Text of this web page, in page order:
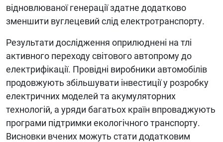
відновлюваної генерації здатне додатково
зменшити вуглецевий слід електротранспорту.
Результати дослідження оприлюднені на тлі
активного переходу світового автопрому до
електрифікації. Провідні виробники автомобілів
продовжують збільшувати інвестиції у розробку
електричних моделей та акумуляторних
технологій, а уряди багатьох країн впроваджують
програми підтримки екологічного транспорту.
Висновки вчених можуть стати додатковим